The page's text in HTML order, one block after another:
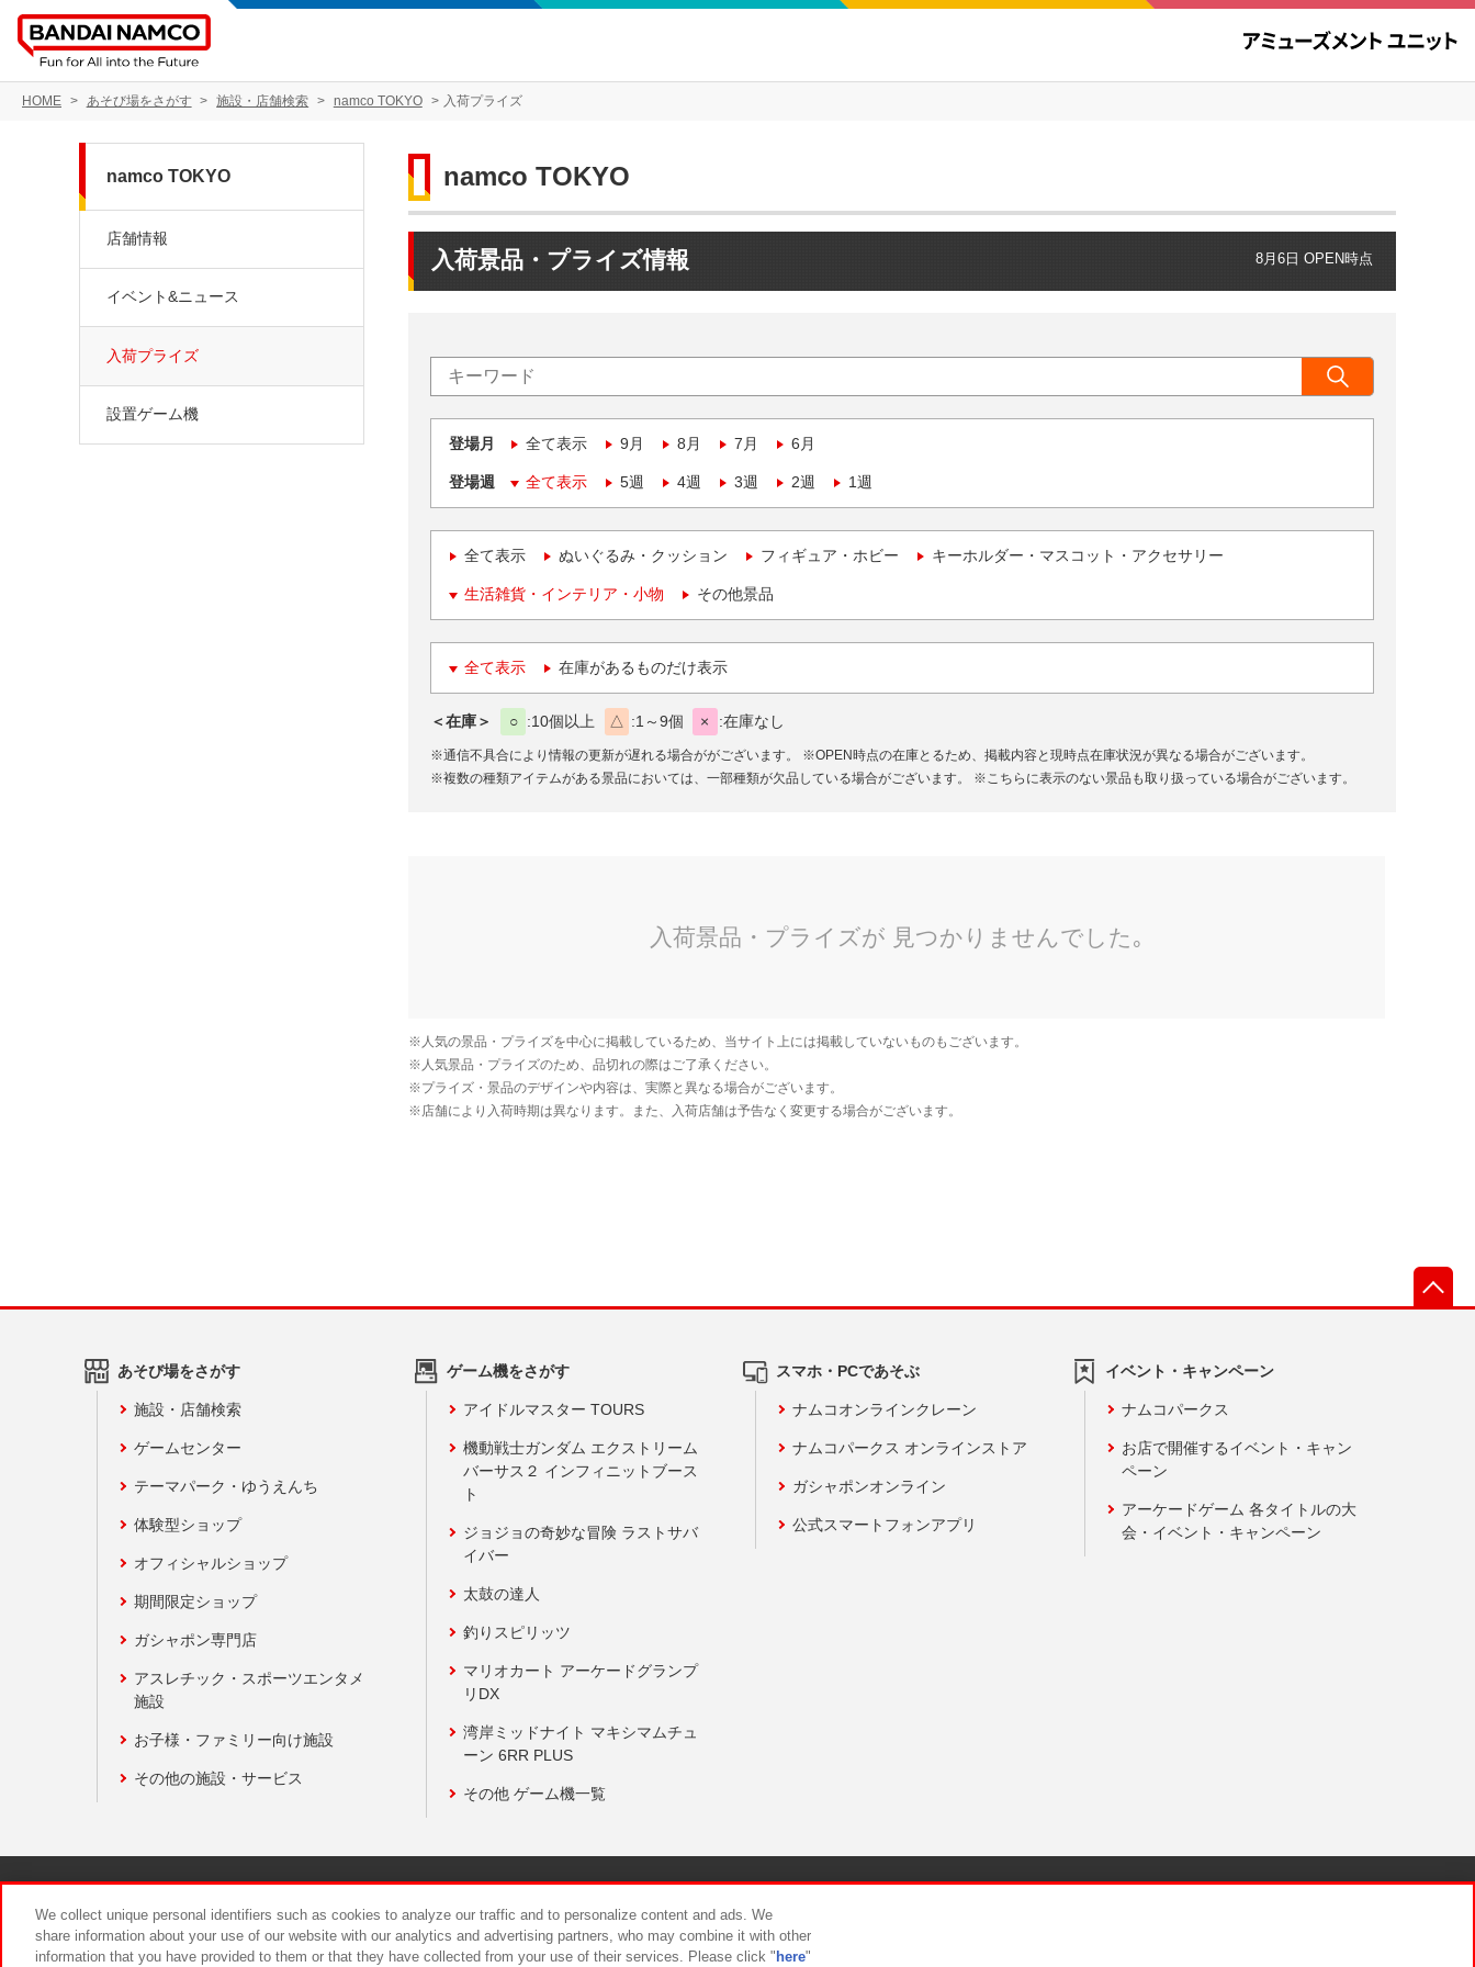
HOME あそび場をさがす 施設・店舗検索 namco TOKYO 入荷プライズ
namco TOKYO
入荷景品・プライズ情報 8月6日 OPEN時点
登場月 全て表示 9月 8月 7月 6月
登場週 全て表示 5週 4週 3週 2週 1週
全て表示 ぬいぐるみ・クッション フィギュア・ホビー キーホルダー・マスコット・アクセサリー
生活雑貨・インテリア・小物 その他景品
全て表示 在庫があるものだけ表示
＜在庫＞ ○ 10個以上 △ 1～9個 × 在庫なし
※通信不具合により情報の更新が遅れる場合ががございます。
※OPEN時点の在庫とるため、掲載内容と現時点在庫状況が異なる場合がございます。
※複数の種類アイテムがある景品においては、一部種類が欠品している場合がございます。
※こちらに表示のない景品も取り扱っている場合がございます。
namco TOKYO
店舗情報
イベント&ニュース
入荷プライズ
設置ゲーム機
あそび場をさがす
施設・店舗検索
ゲームセンター
テーマパーク・ゆうえんち
体験型ショップ
オフィシャルショップ
期間限定ショップ
ガシャポン専門店
アスレチック・スポーツエンタメ
施設
お子様・ファミリー向け施設
その他の施設・サービス
ゲーム機をさがす
アイドルマスター TOURS
機動戦士ガンダム エクストリーム
バーサス２ インフィニットブース
ト
ジョジョの奇妙な冒険 ラストサバ
イバー
太鼓の達人
釣りスピリッツ
マリオカート アーケードグランプ
リDX
湾岸ミッドナイト マキシマムチュ
ーン 6RR PLUS
その他 ゲーム機一覧
スマホ・PCであそぶ
ナムコオンラインクレーン
ナムコパークス オンラインストア
ガシャポンオンライン
公式スマートフォンアプリ
イベント・キャンペーン
ナムコパークス
お店で開催するイベント・キャン
ペーン
アーケードゲーム 各タイトルの大
会・イベント・キャンペーン
食品のご提供について カスタマーハラスメント対応方針
We collect unique personal identifiers such as cookies to analyze our traffic and to personalize content and ads. We
share information about your use of our website with our analytics and advertising partners, who may combine it with other
information that you have provided to them or that they have collected from your use of their services. Please click " here"